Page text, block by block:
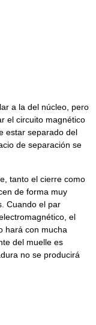
a la del núcleo, pero
el circuito magnético
estar separado del
de separación se
tanto el cierre como
de forma muy
Cuando el par
el
hará con mucha
del muelle es
no se producirá